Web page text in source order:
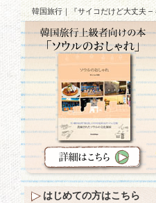
韓国旅行｜『サイコだけど大丈夫
はじめての方はこちら